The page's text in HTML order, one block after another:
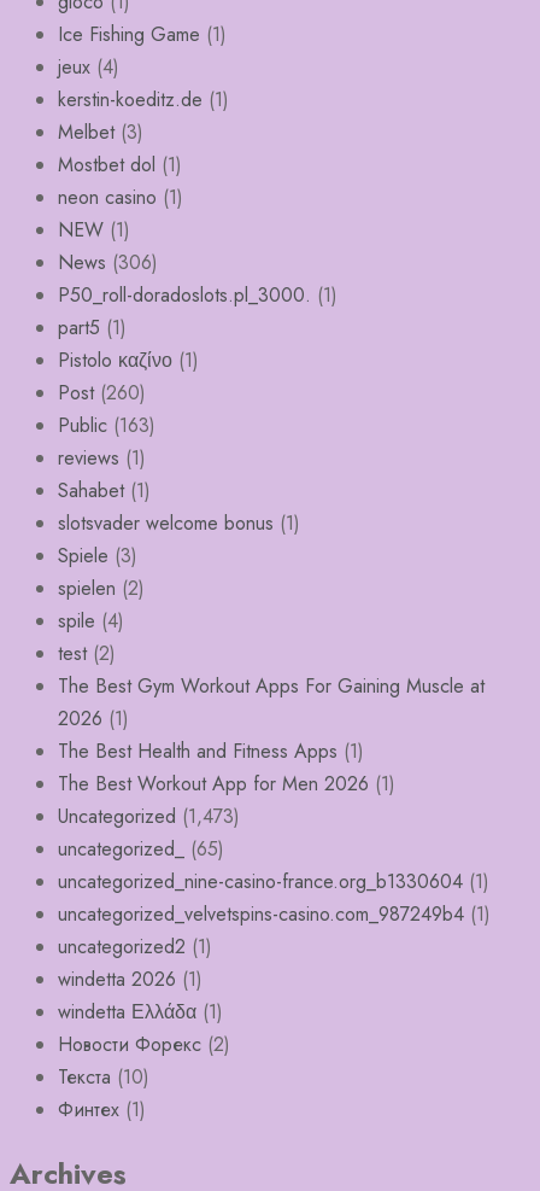
Ice Fishing Game (1)
jeux (4)
kerstin-koeditz.de (1)
Melbet(3)
Mostbet dol (1)
neon casino (1)
NEW (1)
News (306)
P50_roll-doradoslots.pl_3000. (1)
part5 (1)
Pistolo καζίνο (1)
Post(260)
Public (163)
reviews (1)
Sahabet(1)
slotsvader welcome bonus (1)
Spiele (3)
spielen (2)
spile (4)
test(2)
The Best Gym Workout Apps For Gaining Muscle at
2026 (1)
The Best Health and Fitness Apps (1)
The Best Workout App for Men 2026 (1)
Uncategorized (1,473)
uncategorized_
(65)
uncategorized_nine-casino-france.org_b1330604 (1)
uncategorized_velvetspins-casino.com_987249b4 (1)
uncategorized2 (1)
windetta 2026 (1)
windetta Ελλάδα (1)
Новости Форекс (2)
Текста (10)
Финтех (1)
Archives